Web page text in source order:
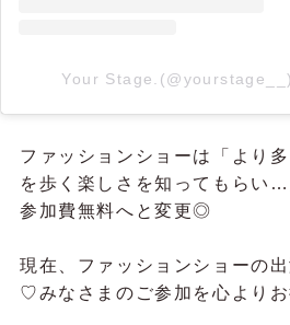
Your Stage.(@yourstage__)
ファッションショーは「より
を歩く楽しさを知ってもらい
参加費無料へと変更◎
現在、ファッションショーの
♡みなさまのご参加を心より